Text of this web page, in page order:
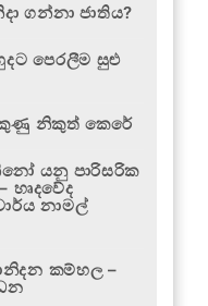
ගන්නා ජාතිය?
පෙරලීම සුළු
නිකුත් කෙරේ
යනු පාරිසරික
හෘදවේද
නාමල්
කම්හල –